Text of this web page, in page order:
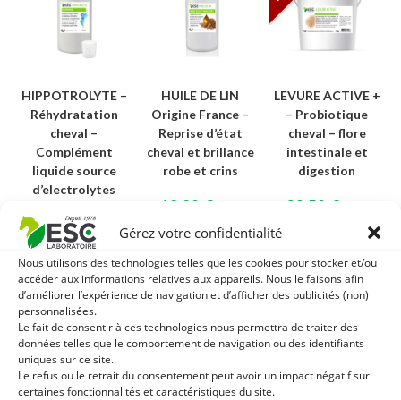
Gérez votre confidentialité
Nous utilisons des technologies telles que les cookies pour stocker et/ou
accéder aux informations relatives aux appareils. Nous le faisons afin
d’améliorer l’expérience de navigation et d’afficher des publicités (non)
personnalisées.
Le fait de consentir à ces technologies nous permettra de traiter des
données telles que le comportement de navigation ou des identifiants
uniques sur ce site.
Le refus ou le retrait du consentement peut avoir un impact négatif sur
certaines fonctionnalités et caractéristiques du site.
HIPPOTROLYTE –
Réhydratation
cheval –
Complément
liquide source
d’electrolytes
16,20€ TTC
Ajouter au
panier
HUILE DE LIN
Origine France –
Reprise d’état
cheval et brillance
robe et crins
18,80 €
Ajouter au
panier
LEVURE ACTIVE +
– Probiotique
cheval – flore
intestinale et
digestion
29,50 €
panier
ÉPUISÉ